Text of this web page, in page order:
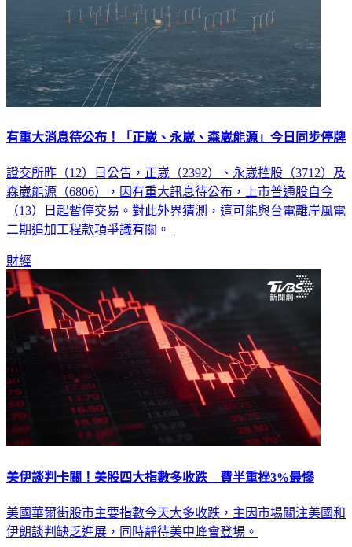
有重大消息待公布！「正崴、永崴、森崴能源」今日同步停牌
證交所昨（12）日公告，正崴（2392）、永崴控股（3712）及
森崴能源（6806），因有重大訊息待公布，上市普通股自今
（13）日起暫停交易。對此外界猜測，這可能與台電離岸風電
二期追加工程款項爭議有關。
財經
美伊談判卡關！美股四大指數多收跌 費半重挫3%最慘
美國華爾街股市主要指數今天大多收跌，主因市場關注美國和
伊朗談判缺乏進展，同時靜待美中峰會登場。